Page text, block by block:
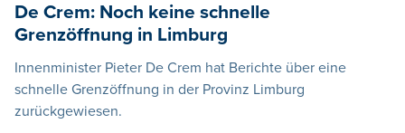
De Crem: Noch keine schnelle
Grenzöffnung in Limburg
Innenminister Pieter De Crem hat Berichte über eine
schnelle Grenzöffnung in der Provinz Limburg
zurückgewiesen.